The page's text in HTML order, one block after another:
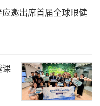
邀出席首届全球眼健
课